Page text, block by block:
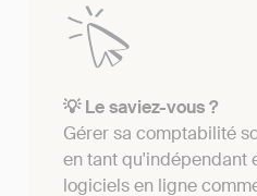
💡 Le saviez-vous ?
Gérer sa comptabilité
en tant qu'indépendant
logiciels en ligne